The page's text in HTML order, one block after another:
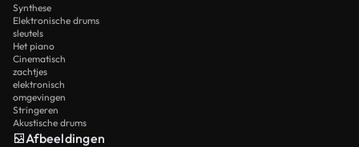
Synthese
Elektronische drums
sleutels
Het piano
Cinematisch
zachtjes
elektronisch
omgevingen
Stringeren
Akustische drums
Afbeeldingen